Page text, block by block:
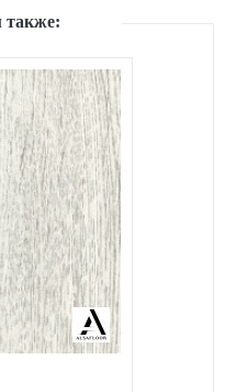
также: